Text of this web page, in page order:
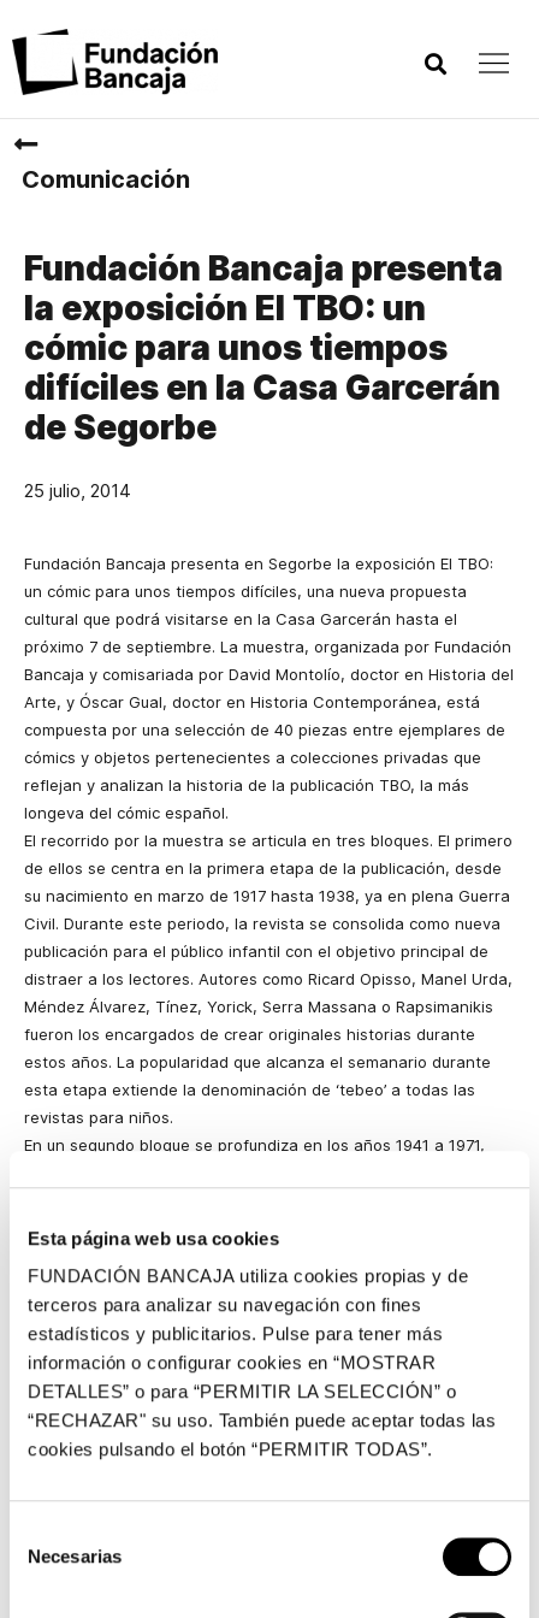
Esta página web usa cookies
FUNDACIÓN BANCAJA utiliza cookies propias y de
terceros para analizar su navegación con fines
estadísticos y publicitarios. Pulse para tener más
información o configurar cookies en “MOSTRAR
DETALLES” o para “PERMITIR LA SELECCIÓN” o
“RECHAZAR" su uso. También puede aceptar todas las
cookies pulsando el botón “PERMITIR TODAS”.
Necesarias
Comunicación
Fundación Bancaja presenta
la exposición El TBO: un
cómic para unos tiempos
difíciles en la Casa Garcerán
de Segorbe
25 julio, 2014
Fundación Bancaja presenta en Segorbe la exposición El TBO:
un cómic para unos tiempos difíciles, una nueva propuesta
cultural que podrá visitarse en la Casa Garcerán hasta el
próximo 7 de septiembre. La muestra, organizada por Fundación
Bancaja y comisariada por David Montolío, doctor en Historia del
Arte, y Óscar Gual, doctor en Historia Contemporánea, está
compuesta por una selección de 40 piezas entre ejemplares de
cómics y objetos pertenecientes a colecciones privadas que
reflejan y analizan la historia de la publicación TBO, la más
longeva del cómic español.
El recorrido por la muestra se articula en tres bloques. El primero
de ellos se centra en la primera etapa de la publicación, desde
su nacimiento en marzo de 1917 hasta 1938, ya en plena Guerra
Civil. Durante este periodo, la revista se consolida como nueva
publicación para el público infantil con el objetivo principal de
distraer a los lectores. Autores como Ricard Opisso, Manel Urda,
Méndez Álvarez, Tínez, Yorick, Serra Massana o Rapsimanikis
fueron los encargados de crear originales historias durante
estos años. La popularidad que alcanza el semanario durante
esta etapa extiende la denominación de ‘tebeo’ a todas las
revistas para niños.
En un segundo bloque se profundiza en los años 1941 a 1971,
1941 se suspendió la publicación del semanario, debido a las
dificultades que la legislación del momento impuso sobre el
acceso a las partidas de papel. Sin embargo, a partir de los
años 40, TBO experimenta su etapa más creativa y brillante,
con la creación de La Familia Ulises, de Mario Benejam, que se
convirtió en un reflejo de las miserias sociales de la época. A
partir de 1952, los permisos de publicación se normalizan y
comienza la edad de oro de TBO.
Por último, la exposición aglutina en un último bloque ejemplares
publicación pasará a depender de distintas ediciones, como
incluso de la revista Lecturas. En mayo de 1983 desaparece y se